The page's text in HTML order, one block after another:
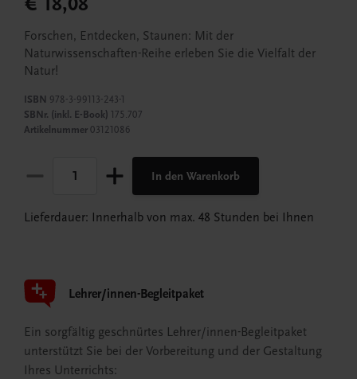
Forschen, Entdecken, Staunen: Mit der
Naturwissenschaften-Reihe erleben Sie die Vielfalt der
Natur!
ISBN 978-3-99113-243-1
SBNr. (inkl. E-Book) 175.707
Artikelnummer 03121086
In den Warenkorb
Lieferdauer: Innerhalb von max. 48 Stunden bei Ihnen
Lehrer/innen-Begleitpaket
Ein sorgfältig geschnürtes Lehrer/innen-Begleitpaket
unterstützt Sie bei der Vorbereitung und der Gestaltung
Ihres Unterrichts: